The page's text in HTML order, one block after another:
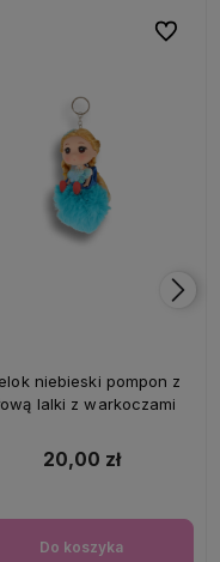
niebieski pompon z
lalki z warkoczami
20,00 zł
Do koszyka
Do
Do